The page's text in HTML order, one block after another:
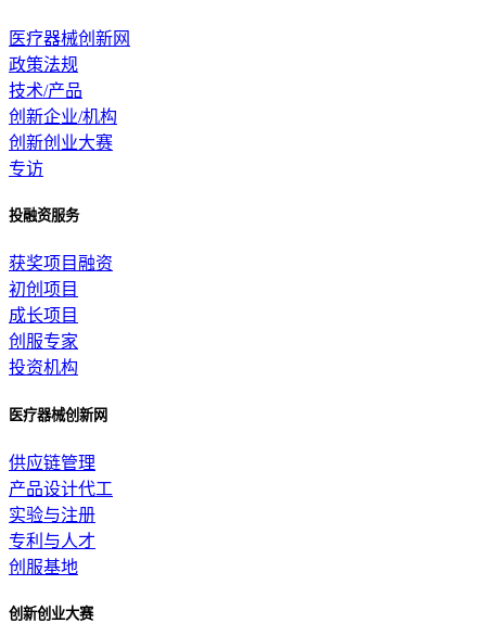
医疗器械创新网
政策法规
技术/产品
创新企业/机构
创新创业大赛
专访
投融资服务
获奖项目融资
初创项目
成长项目
创服专家
投资机构
医疗器械创新网
供应链管理
产品设计代工
实验与注册
专利与人才
创服基地
创新创业大赛